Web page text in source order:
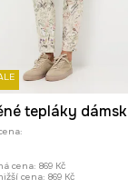
cena: 869 Kč
cena: 869 Kč